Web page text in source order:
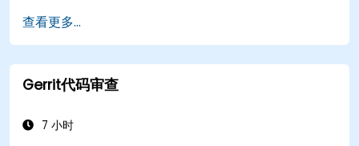
在实际项目中应用GitLab Pages、发布工作流程
和安全配置。
查看更多...
Gerrit代码审查
7 小时